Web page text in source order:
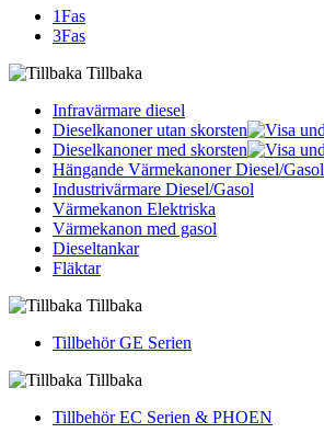
1Fas
3Fas
Tillbaka
Infravärmare diesel
Dieselkanoner utan skorsten
Dieselkanoner med skorsten
Hängande Värmekanoner Diesel/Gasol
Industrivärmare Diesel/Gasol
Värmekanon Elektriska
Värmekanon med gasol
Dieseltankar
Fläktar
Tillbaka
Tillbehör GE Serien
Tillbaka
Tillbehör EC Serien & PHOEN